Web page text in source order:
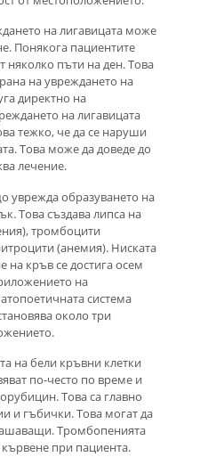
на лигавицата може
Понякога пациентите
няколко пъти на ден. Това
на увреждането на
директно на
на лигавицата
тежко, че да се наруши
Това може да доведе до
лечение.
уврежда образуването на
Това създава липса на
тромбоцити
(анемия). Ниската
на кръв се достига осем
на
система
около три
на бели кръвни клетки
по-често по време и
Това са главно
и гъбички. Това могат да
Тромбопенията
при пациента.